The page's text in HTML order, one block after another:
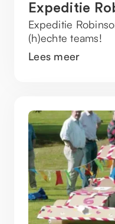
Expeditie
Expeditie
(h)echte teams!
Lees meer